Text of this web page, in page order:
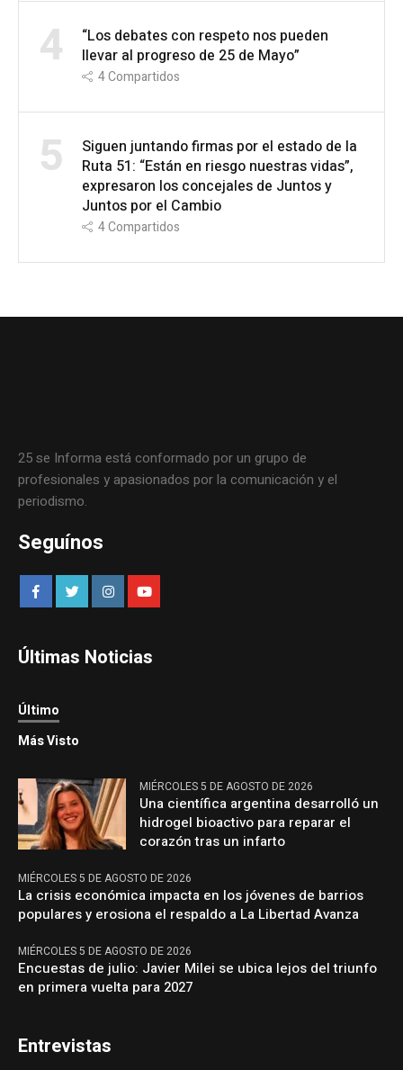
4
“Los debates con respeto nos pueden
llevar al progreso de 25 de Mayo”
4Compartidos
5
Siguen juntando firmas por el estado de la
Ruta 51: “Están en riesgo nuestras vidas”,
expresaron los concejales de Juntos y
Juntos por el Cambio
4Compartidos
25 se Informa está conformado por un grupo de
profesionales y apasionados por la comunicación y el
periodismo.
Seguínos
Últimas Noticias
Último
Más Visto
MIÉRCOLES 5 DE AGOSTO DE 2026
Una científica argentina desarrolló un
hidrogel bioactivo para reparar el
corazón tras un infarto
MIÉRCOLES 5 DE AGOSTO DE 2026
La crisis económica impacta en los jóvenes de barrios
populares y erosiona el respaldo a La Libertad Avanza
MIÉRCOLES 5 DE AGOSTO DE 2026
Encuestas de julio: Javier Milei se ubica lejos del triunfo
en primera vuelta para 2027
Entrevistas